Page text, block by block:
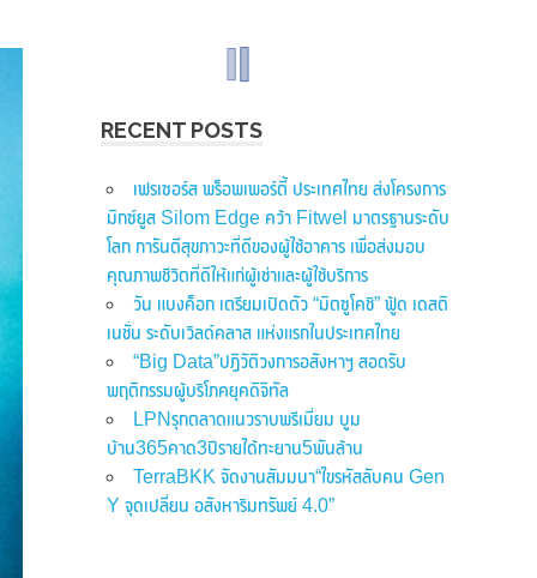
RECENT POSTS
เฟรเซอร์ส พร็อพเพอร์ตี้ ประเทศไทย ส่งโครงการ
มิกซ์ยูส Silom Edge คว้า Fitwel มาตรฐานระดับ
โลก การันตีสุขภาวะที่ดีของผู้ใช้อาคาร เพื่อส่งมอบ
คุณภาพชีวิตที่ดีให้แก่ผู้เช่าและผู้ใช้บริการ
วัน แบงค็อก เตรียมเปิดตัว “มิตซูโคชิ” ฟู้ด เดสติ
เนชั่น ระดับเวิลด์คลาส แห่งแรกในประเทศไทย
“Big Data”ปฏิวัติวงการอสังหาฯ สอดรับ
พฤติกรรมผู้บริโภคยุคดิจิทัล
LPNรุกตลาดแนวราบพรีเมี่ยม บูม
บ้าน365คาด3ปีรายได้ทะยาน5พันล้าน
TerraBKK จัดงานสัมมนา“ไขรหัสลับคน Gen
Y จุดเปลี่ยน อสังหาริมทรัพย์ 4.0”